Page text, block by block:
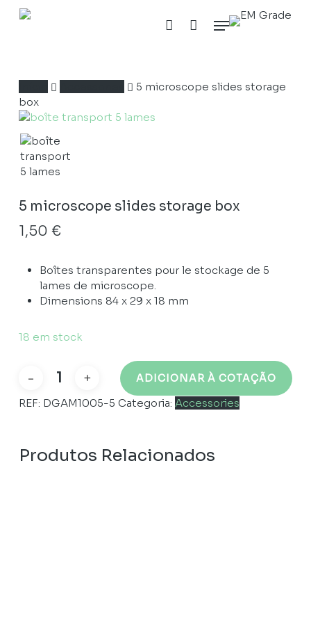
Skip
account
Menu
5 microscope slides storage
box
5 microscope slides storage box
1,50 €
Boîtes transparentes pour le stockage de 5
lames de microscope.
Dimensions 84 x 29 x 18 mm
18 em stock
Quantidade
de
storage
ADICIONAR À COTAÇÃO
REF: DGAM1005-5 Categoria: Accessories
Produtos Relacionados